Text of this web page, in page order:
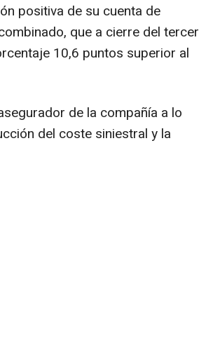
positiva de su cuenta de
que a cierre del tercer
10,6 puntos superior al
de la compañía a lo
del coste siniestral y la